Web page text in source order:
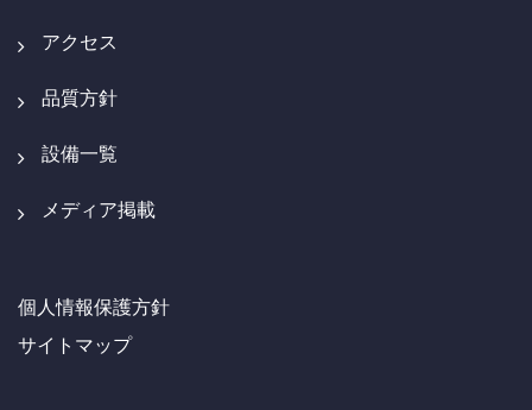
アクセス
品質方針
設備一覧
メディア掲載
個人情報保護方針
サイトマップ